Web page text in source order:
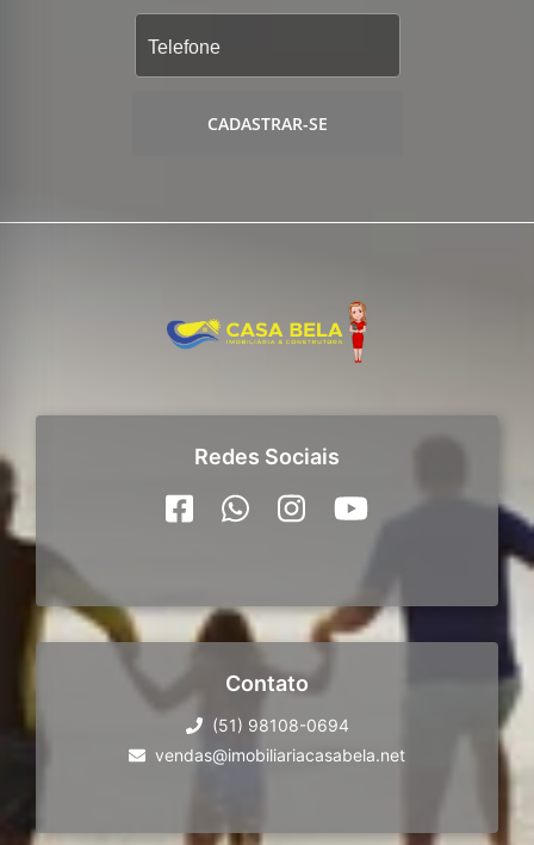
CADASTRAR-SE
Redes Sociais
Contato
(51) 98108-0694
vendas@imobiliariacasabela.net